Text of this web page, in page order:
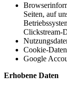
Seiten, auf
Clickstream-
Cookie-Daten
Google
Erhobene Daten